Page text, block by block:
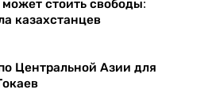
стоить свободы:
казахстанцев
Центральной Азии для